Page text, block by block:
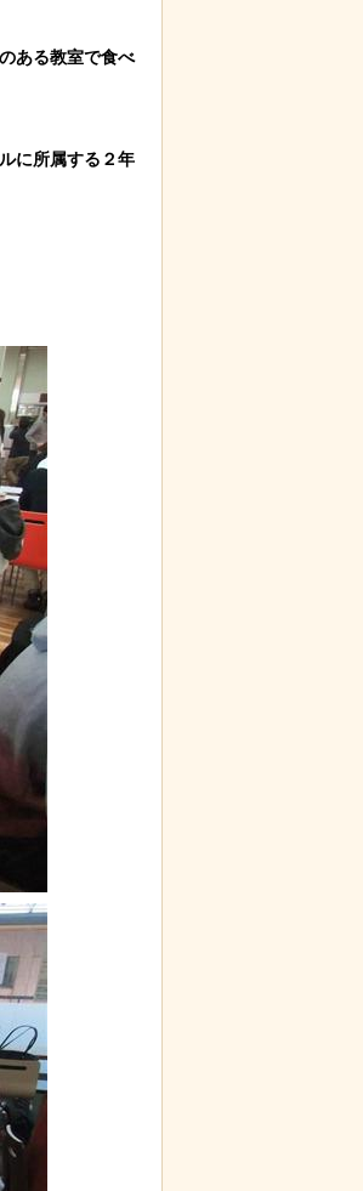
ある教室で食べ
に所属する２年